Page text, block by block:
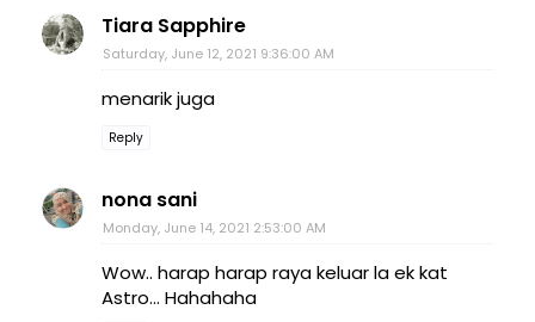
Tiara Sapphire
Saturday, June 12, 2021 9:36:00 AM
menarik juga
Reply
nona sani
Monday, June 14, 2021 2:53:00 AM
Wow.. harap harap raya keluar la ek kat
Astro... Hahahaha